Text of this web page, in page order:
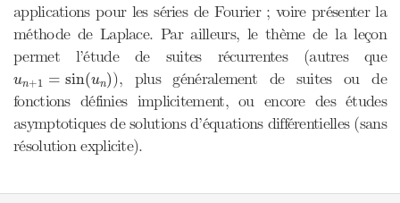
applications pour les séries de Fourier ; voire présenter la
méthode de Laplace. Par ailleurs, le thème de la leçon
permet l’étude de suites récurrentes (autres que
un+1 = sin(un)
sin ( n)), plus généralement de suites ou de
fonctions définies implicitement, ou encore des études
asymptotiques de solutions d’équations différentielles (sans
résolution explicite).